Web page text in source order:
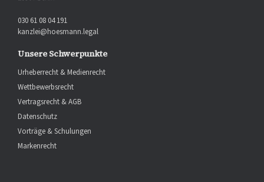
030 61 08 04 191
kanzlei@hoesmann.legal
Unsere Schwerpunkte
Urheberrecht & Medienrecht
Wettbewerbsrecht
Vertragsrecht & AGB
Datenschutz
Vorträge & Schulungen
Markenrecht